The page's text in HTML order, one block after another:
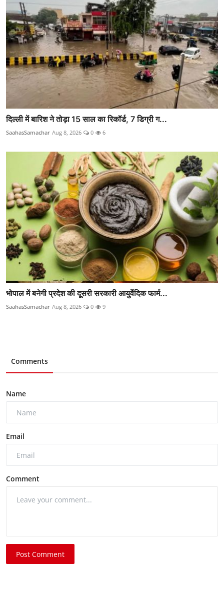
दिल्ली में बारिश ने तोड़ा 15 साल का रिकॉर्ड, 7 डिग्री ग...
SaahasSamachar Aug 8, 2026 0 6
भोपाल में बनेगी प्रदेश की दूसरी सरकारी आयुर्वेदिक फार्म...
SaahasSamachar Aug 8, 2026 0 9
Comments
Name
Email
Comment
Post Comment